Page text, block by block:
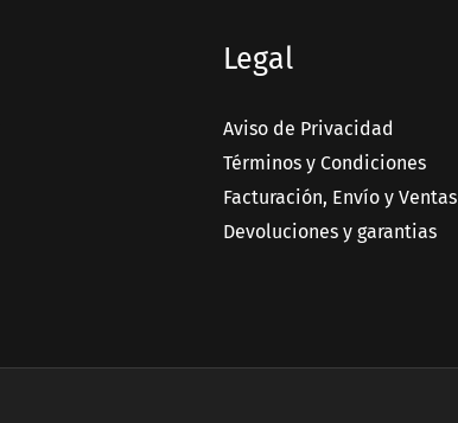
Legal
Aviso de Privacidad
Términos y Condiciones
Facturación, Envío y Ventas
Devoluciones y garantias